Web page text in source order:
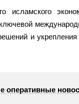
исламского
и
оперативные